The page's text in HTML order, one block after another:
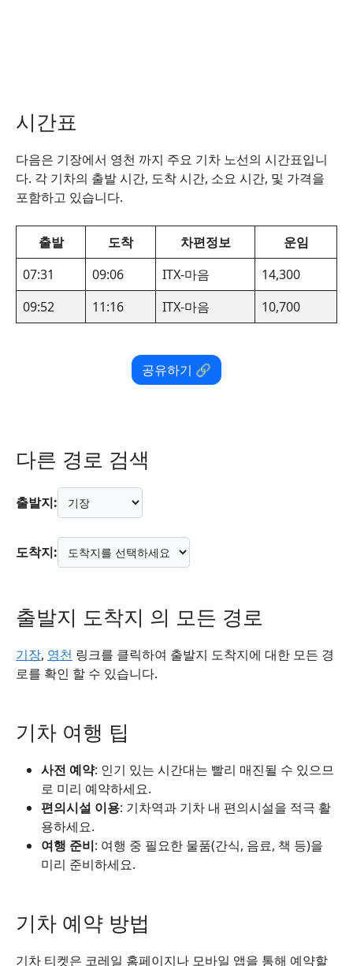
시간표
다음은 기장에서 영천 까지 주요 기차 노선의 시간표입니
다. 각 기차의 출발 시간, 도착 시간, 소요 시간, 및 가격을
포함하고 있습니다.
출발 도착 차편정보
운임
07:31
09:06 ITX-마음
14,300
09:52
11:16 ITX-마음 10,700
공유하기 🔗
다른 경로 검색
출발지:
도착지:
출발지 도착지 의 모든 경로
기장, 영천 링크를 클릭하여 출발지 도착지에 대한 모든 경
로를 확인 할 수 있습니다.
기차 여행 팁
사전 예약: 인기 있는 시간대는 빨리 매진될 수 있으므
로 미리 예약하세요.
편의시설 이용: 기차역과 기차 내 편의시설을 적극 활
용하세요.
여행 준비: 여행 중 필요한 물품(간식, 음료, 책 등)을
미리 준비하세요.
기차 예약 방법
기차 티켓은 코레일 홈페이지나 모바일 앱을 통해 예약할